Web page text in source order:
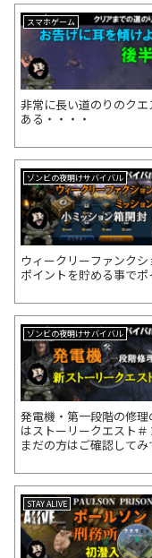
スマホゲーム
非常に長い道のりのク
ある・・・・
ゾンビの夜明けサバイバル
ウィークリーファンク
ポイントを貯める事で
ゾンビの夜明けサバイバル
発電機・第一段階の修
はストーリークエスト
まだの方はご確認してみ
STAY ALIVE